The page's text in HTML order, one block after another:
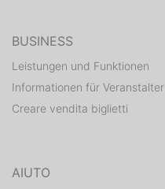
BUSINESS
Leistungen und Funktionen
Informationen für Veranstalter
Creare vendita biglietti
AIUTO